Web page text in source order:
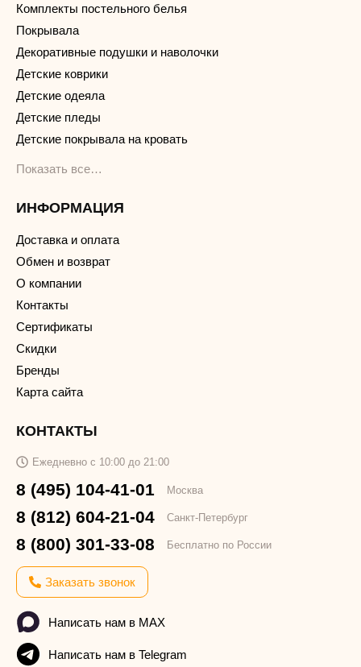
Комплекты постельного белья
Покрывала
Декоративные подушки и наволочки
Детские коврики
Детские одеяла
Детские пледы
Детские покрывала на кровать
Показать все…
ИНФОРМАЦИЯ
Доставка и оплата
Обмен и возврат
О компании
Контакты
Сертификаты
Скидки
Бренды
Карта сайта
КОНТАКТЫ
Ежедневно с 10:00 до 21:00
8 (495) 104-41-01 Москва
8 (812) 604-21-04 Санкт-Петербург
8 (800) 301-33-08 Бесплатно по России
Заказать звонок
Написать нам в MAX
Написать нам в Telegram